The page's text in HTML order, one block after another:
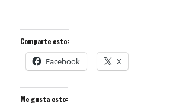
Comparte esto:
Facebook X
Me gusta esto: